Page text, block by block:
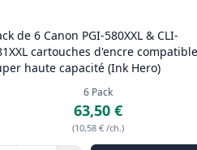
de 6 Canon PGI-580XXL & CLI-
cartouches d'encre
haute capacité (Ink Hero)
6 Pack
63,50 €
(10,58 € /ch.)